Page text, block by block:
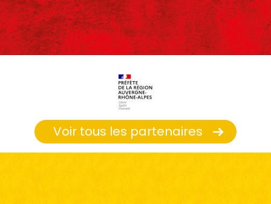
Voir tous les partenaires